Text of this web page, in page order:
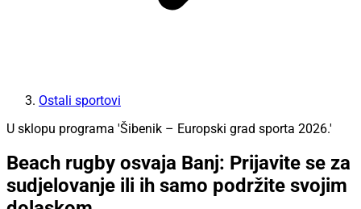
Ostali sportovi
U sklopu programa 'Šibenik – Europski grad sporta 2026.'
Beach rugby osvaja Banj: Prijavite se za
sudjelovanje ili ih samo podržite svojim